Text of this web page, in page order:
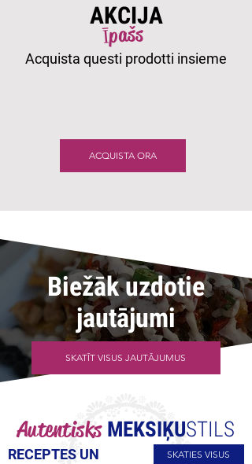
AKCIJA
Īpašs
Acquista questi prodotti insieme
ACQUISTA ORA
Biežāk uzdotie
jautājumi
SKATĪT VISUS JAUTĀJUMUS
Autentisks MEKSIĶUSTILS
RECEPTES UN
SKATIES VISUS